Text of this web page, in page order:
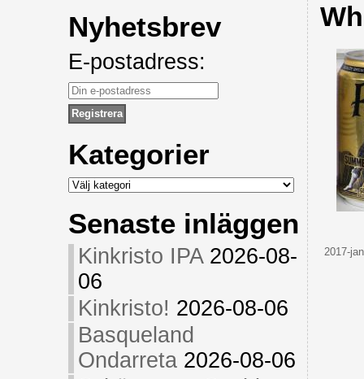
Nyhetsbrev
E-postadress:
Kategorier
Kategorier
Senaste inläggen
Kinkristo IPA 2026-08-
06
Kinkristo! 2026-08-06
Basqueland
Ondarreta 2026-08-06
2017-